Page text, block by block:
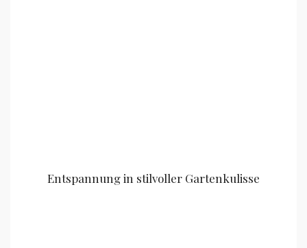
Entspannung in stilvoller Gartenkulisse